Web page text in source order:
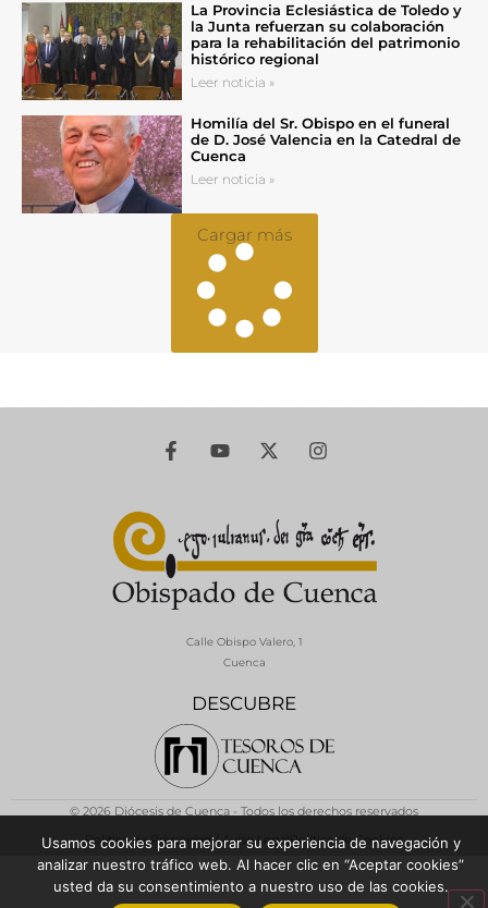
La Provincia Eclesiástica de Toledo y
la Junta refuerzan su colaboración
para la rehabilitación del patrimonio
histórico regional
Leer noticia »
Homilía del Sr. Obispo en el funeral
de D. José Valencia en la Catedral de
Cuenca
Leer noticia »
Cargar más
DESCUBRE
Calle Obispo Valero, 1
Cuenca
© 2026 Diócesis de Cuenca - Todos los derechos reservados
Política de Privacidad / Aviso LegalPolítica de Cookies
Usamos cookies para mejorar su experiencia de navegación y
analizar nuestro tráfico web. Al hacer clic en “Aceptar cookies”
usted da su consentimiento a nuestro uso de las cookies.